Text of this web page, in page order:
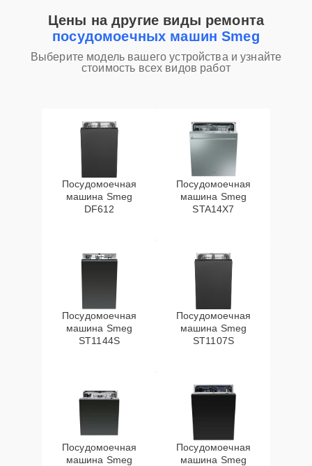
Цены на другие виды ремонта
посудомоечных машин Smeg
Выберите модель вашего устройства и узнайте
стоимость всех видов работ
Посудомоечная
машина Smeg
DF612
Посудомоечная
машина Smeg
STA14X7
Посудомоечная
машина Smeg
ST1144S
Посудомоечная
машина Smeg
ST1107S
Посудомоечная
машина Smeg
Посудомоечная
машина Smeg